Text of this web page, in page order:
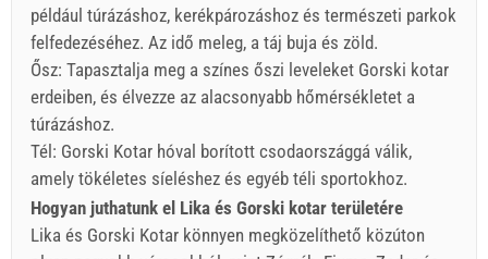
például túrázáshoz, kerékpározáshoz és természeti parkok
felfedezéséhez. Az idő meleg, a táj buja és zöld.
Ősz: Tapasztalja meg a színes őszi leveleket Gorski kotar
erdeiben, és élvezze az alacsonyabb hőmérsékletet a
túrázáshoz.
Tél: Gorski Kotar hóval borított csodaországgá válik,
amely tökéletes síeléshez és egyéb téli sportokhoz.
Hogyan juthatunk el Lika és Gorski kotar területére
Lika és Gorski Kotar könnyen megközelíthető közúton